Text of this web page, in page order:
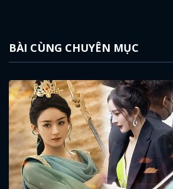
BÀI CÙNG CHUYÊN MỤC